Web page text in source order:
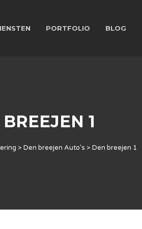
PORTFOLIO BLOG
1
> Den breejen Auto’s > Den breejen 1